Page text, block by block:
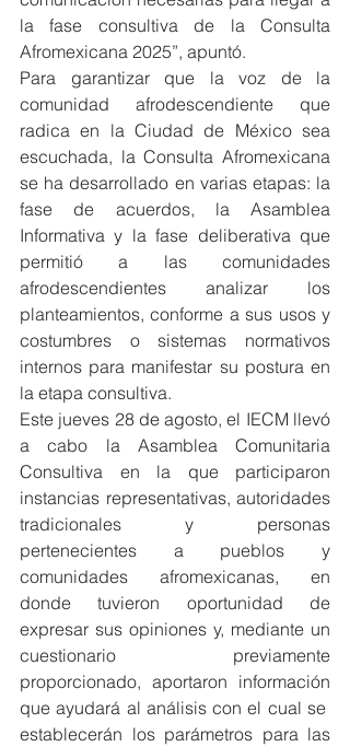
la fase consultiva de la Consulta
Afromexicana 2025”, apuntó.
Para garantizar que la voz de la
comunidad afrodescendiente que
radica en la Ciudad de México sea
escuchada, la Consulta Afromexicana
se ha desarrollado en varias etapas: la
fase de acuerdos, la Asamblea
Informativa y la fase deliberativa que
permitió a las comunidades
afrodescendientes analizar los
planteamientos, conforme a sus usos y
costumbres o sistemas normativos
internos para manifestar su postura en
la etapa consultiva.
Este jueves 28 de agosto, el IECM llevó
a cabo la Asamblea Comunitaria
Consultiva en la que participaron
instancias representativas, autoridades
tradicionales y personas
pertenecientes a pueblos y
comunidades afromexicanas, en
donde tuvieron oportunidad de
expresar sus opiniones y, mediante un
cuestionario previamente
proporcionado, aportaron información
que ayudará al análisis con el cual se
establecerán los parámetros para las